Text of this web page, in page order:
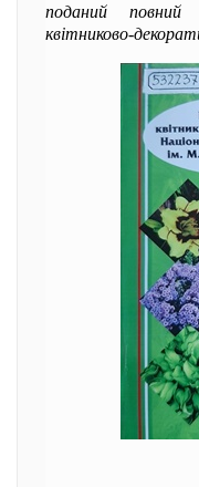
поданий повний
квітниково-